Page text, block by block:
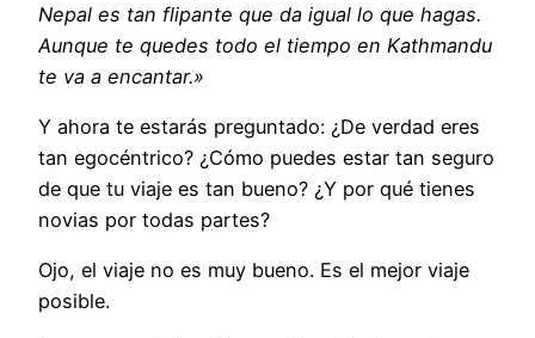
Nepal es tan flipante que da igual lo que hagas.
Aunque te quedes todo el tiempo en Kathmandu
te va a encantar.»
Y ahora te estarás preguntado: ¿De verdad eres
tan egocéntrico? ¿Cómo puedes estar tan seguro
de que tu viaje es tan bueno? ¿Y por qué tienes
novias por todas partes?
Ojo, el viaje no es muy bueno. Es el mejor viaje
posible.